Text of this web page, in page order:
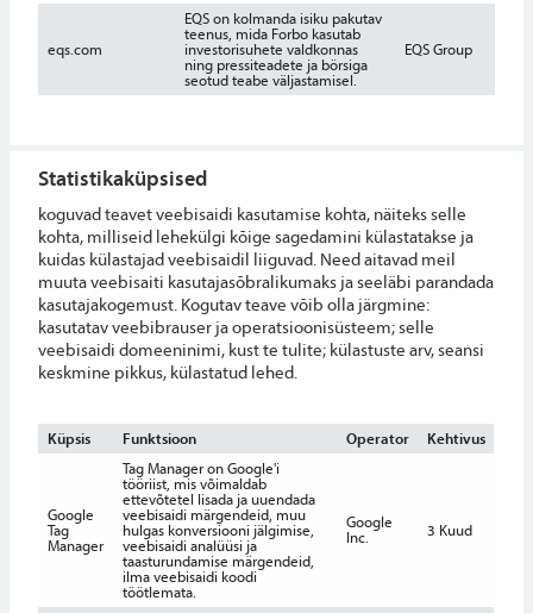
eqs.com
EQS on kolmanda isiku pakutav
teenus, mida Forbo kasutab
investorisuhete valdkonnas
ning pressiteadete ja börsiga
seotud teabe väljastamisel.
EQS Group
Statistikaküpsised
koguvad teavet veebisaidi kasutamise kohta, näiteks selle
kohta, milliseid lehekülgi kõige sagedamini külastatakse ja
kuidas külastajad veebisaidil liiguvad. Need aitavad meil
muuta veebisaiti kasutajasõbralikumaks ja seeläbi parandada
kasutajakogemust. Kogutav teave võib olla järgmine:
kasutatav veebibrauser ja operatsioonisüsteem; selle
veebisaidi domeeninimi, kust te tulite; külastuste arv, seansi
keskmine pikkus, külastatud lehed.
Küpsis Funktsioon Operator Kehtivus
Google
Tag
Manager
Tag Manager on Google'i
tööriist, mis võimaldab
ettevõtetel lisada ja uuendada
veebisaidi märgendeid, muu
hulgas konversiooni jälgimise,
veebisaidi analüüsi ja
taasturundamise märgendeid,
ilma veebisaidi koodi
töötlemata.
Google
Inc.
3 Kuud